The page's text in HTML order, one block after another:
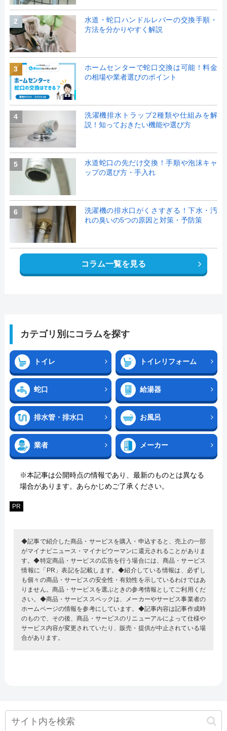
2
水道・蛇口ハンドルレバーの交換手順・
方法を分かりやすく解説
3
ホームセンターで蛇口交換は可能！料金
の相場や業者選びのポイント
4
洗濯機排水トラップ2種類や仕組みを解
説！知っておきたい機能や選び方
5
水道蛇口の先だけ交換！手順や泡沫キャ
ップの選び方・手入れ
6
洗濯機の排水口がくさすぎる！下水・汚
れの臭いの5つの原因と対策・予防策
コラム一覧を見る
カテゴリ別にコラムを探す
トイレ トイレリフォーム
蛇口 給湯器
排水管・排水口 お風呂
業者 メーカー
※本記事は公開時点の情報であり、最新のものとは異なる
場合があります。あらかじめご了承ください。
PR
◆記事で紹介した商品・サービスを購入・申込すると、売上の一部
がマイナビニュース・マイナビウーマンに還元されることがありま
す。◆特定商品・サービスの広告を行う場合には、商品・サービス
情報に「PR」表記を記載します。◆紹介している情報は、必ずし
も個々の商品・サービスの安全性・有効性を示しているわけではあ
りません。商品・サービスを選ぶときの参考情報としてご利用くだ
さい。◆商品・サービススペックは、メーカーやサービス事業者の
ホームページの情報を参考にしています。◆記事内容は記事作成時
のもので、その後、商品・サービスのリニューアルによって仕様や
サービス内容が変更されていたり、販売・提供が中止されている場
合があります。